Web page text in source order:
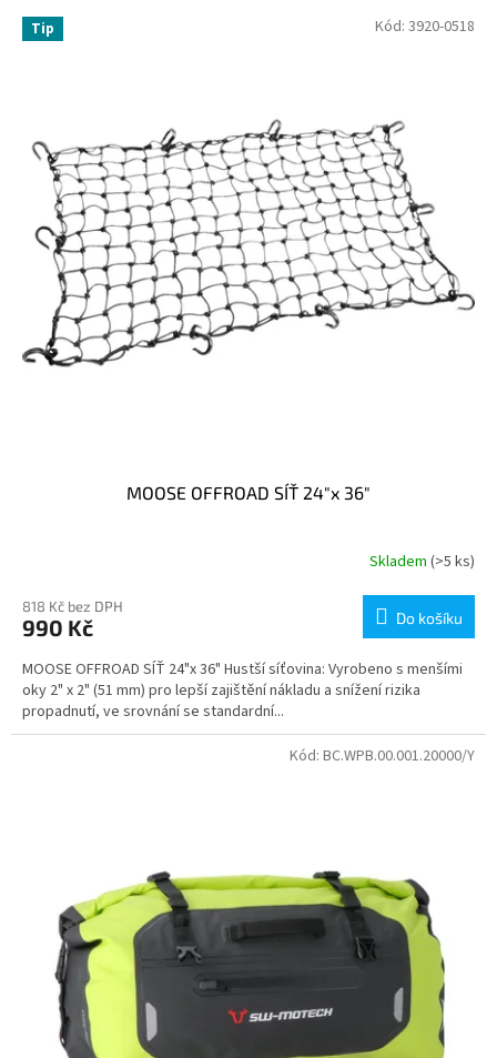
V Tip
MOOSE OFFROAD SÍŤ 24"x 36"
Skladem (>5 ks)
818 Kč bez DPH
990 Kč Do košíku
MOOSE OFFROAD SÍŤ 24"x 36" Hustší síťovina: Vyrobeno s menšími
oky 2" x 2" (51 mm) pro lepší zajištění nákladu a snížení rizika
propadnutí, ve srovnání se standardní...
Kód: 3920-0518
Kód: BC.WPB.00.001.20000/Y